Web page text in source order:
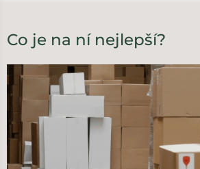
Co je na ní nejlepší?